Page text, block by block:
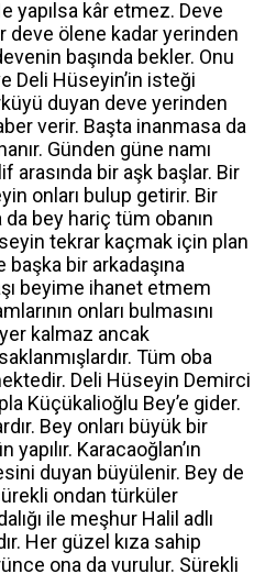
yapılsa kâr etmez. Deve
deve ölene kadar yerinden
başında bekler. Onu
Deli Hüseyin’in isteği
duyan deve yerinden
verir. Başta inanmasa da
Günden güne namı
arasında bir aşk başlar. Bir
onları bulup getirir. Bir
da bey hariç tüm obanın
tekrar kaçmak için plan
başka bir arkadaşına
beyime ihanet etmem
onları bulmasını
kalmaz ancak
Tüm oba
Deli Hüseyin Demirci
Küçükalioğlu Bey’e gider.
Bey onları büyük bir
Karacaoğlan’ın
duyan büyülenir. Bey de
ondan türküler
ile meşhur Halil adlı
Her güzel kıza sahip
ona da vurulur. Sürekli